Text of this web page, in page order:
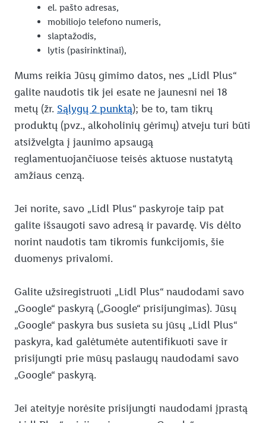
el. pašto adresas,
mobiliojo telefono numeris,
slaptažodis,
lytis (pasirinktinai),
Mums reikia Jūsų gimimo datos, nes „Lidl Plus“
galite naudotis tik jei esate ne jaunesni nei 18
metų (žr. Sąlygų 2 punktą); be to, tam tikrų
produktų (pvz., alkoholinių gėrimų) atveju turi būti
atsižvelgta į jaunimo apsaugą
reglamentuojančiuose teisės aktuose nustatytą
amžiaus cenzą.
Jei norite, savo „Lidl Plus“ paskyroje taip pat
galite išsaugoti savo adresą ir pavardę. Vis dėlto
norint naudotis tam tikromis funkcijomis, šie
duomenys privalomi.
Galite užsiregistruoti „Lidl Plus“ naudodami savo
„Google“ paskyrą („Google“ prisijungimas). Jūsų
„Google“ paskyra bus susieta su jūsų „Lidl Plus“
paskyra, kad galėtumėte autentifikuoti save ir
prisijungti prie mūsų paslaugų naudodami savo
„Google“ paskyrą.
Jei ateityje norėsite prisijungti naudodami įprastą